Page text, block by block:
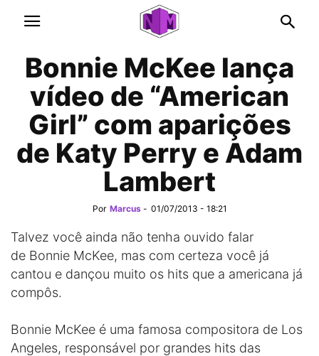
Bonnie McKee lança
vídeo de “American
Girl” com aparições
de Katy Perry e Adam
Lambert
Por Marcus - 01/07/2013 - 18:21
Talvez você ainda não tenha ouvido falar
de Bonnie McKee, mas com certeza você já
cantou e dançou muito os hits que a americana já
compôs.
Bonnie McKee é uma famosa compositora de Los
Angeles, responsável por grandes hits das